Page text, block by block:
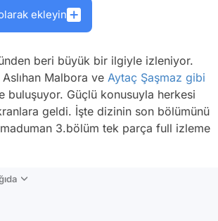
ekleyin
beri büyük bir ilgiyle izleniyor.
Malbora ve Aytaç Şaşmaz gibi
buluşuyor. Güçlü konusuyla herkesi
geldi. İşte dizinin son bölümünü
3.bölüm tek parça full izleme